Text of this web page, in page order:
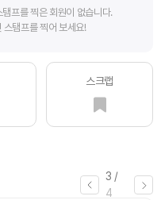
탬프를 찍은 회원이 없습니다.
스탬프를 찍어 보세요!
스크랩
3 /
4